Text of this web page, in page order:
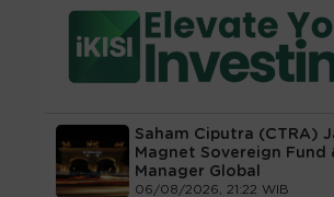
Saham Ciputra (CTRA)
Magnet Sovereign Fund
Manager Global
06/08/2026, 21:22 WIB